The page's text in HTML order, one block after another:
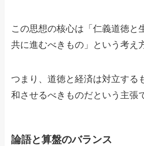
この思想の核心は「仁義道徳と
共に進むべきもの」という考え
つまり、道徳と経済は対立する
和させるべきものだという主張
論語と算盤のバランス